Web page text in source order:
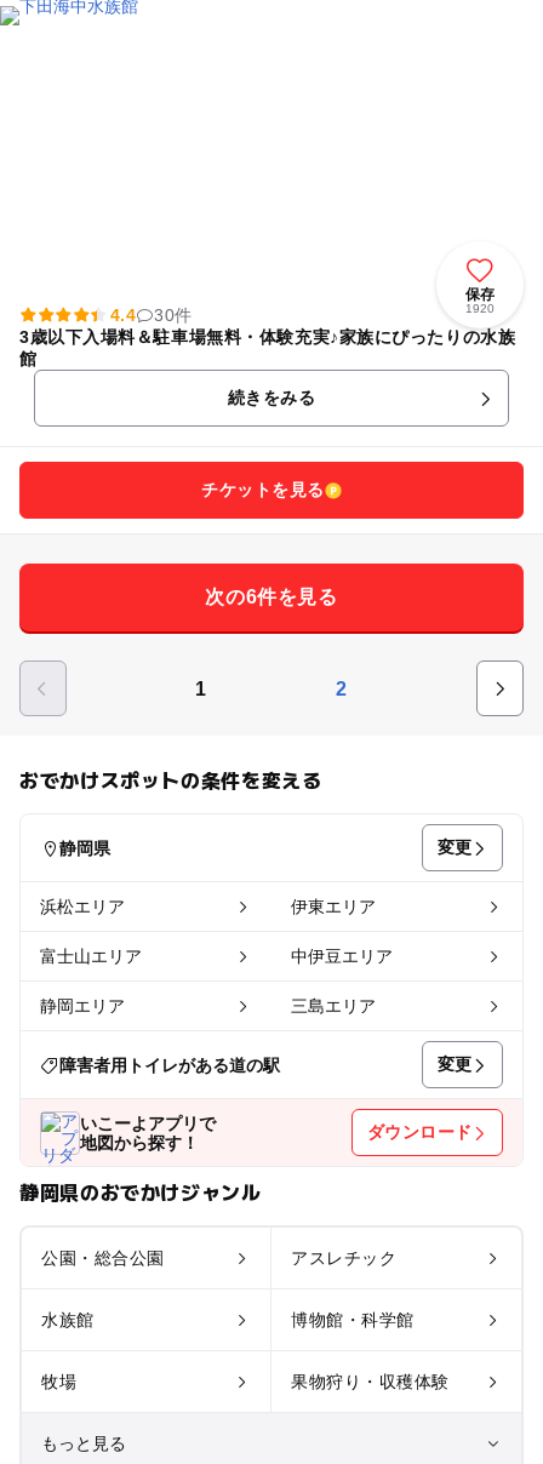
保存
1920
4.4
30件
3歳以下入場料＆駐車場無料・体験充実♪家族にぴったりの水族
館
続きをみる
チケットを見る
次の6件を見る
1 2
おでかけスポットの条件を変える
静岡県 変更
浜松エリア 伊東エリア
富士山エリア 中伊豆エリア
静岡エリア 三島エリア
障害者用トイレがある道の駅 変更
いこーよアプリで
地図から探す！
ダウンロード
静岡県のおでかけジャンル
公園・総合公園 アスレチック
水族館 博物館・科学館
牧場 果物狩り・収穫体験
もっと見る